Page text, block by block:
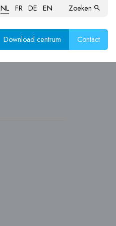
NL FR DE EN Zoeken
Download centrum Contact